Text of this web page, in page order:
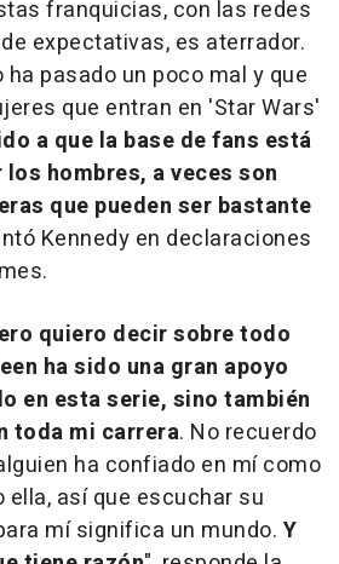
franquicias, con las redes
expectativas, es aterrador.
ha pasado un poco mal y que
que entran en 'Star Wars'
a que la base de fans está
hombres, a veces son
que pueden ser bastante
Kennedy en declaraciones
quiero decir sobre todo
ha sido una gran apoyo
en esta serie, sino también
toda mi carrera. No recuerdo
ha confiado en mí como
así que escuchar su
mí significa un mundo. Y